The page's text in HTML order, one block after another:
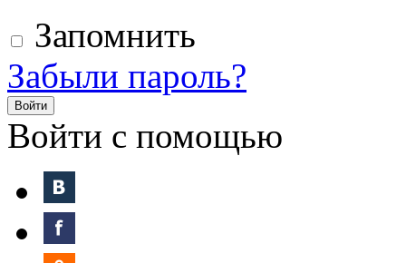
Запомнить
Забыли пароль?
Войти
Войти с помощью